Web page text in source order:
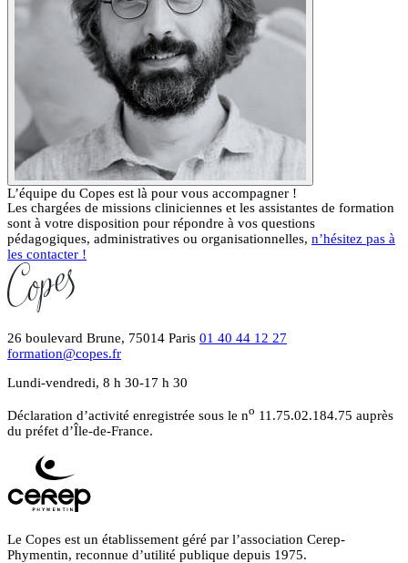
L’équipe du Copes est là pour vous accompagner !
Les chargées de missions cliniciennes et les assistantes de formation
sont à votre disposition pour répondre à vos questions
pédagogiques, administratives ou organisationnelles, n’hésitez pas à
les contacter !
26 boulevard Brune, 75014 Paris 01 40 44 12 27
formation@copes.fr
Lundi-vendredi, 8 h 30-17 h 30
Déclaration d’activité enregistrée sous le no 11.75.02.184.75 auprès
du préfet d’Île-de-France.
Le Copes est un établissement géré par l’association Cerep-
Phymentin, reconnue d’utilité publique depuis 1975.